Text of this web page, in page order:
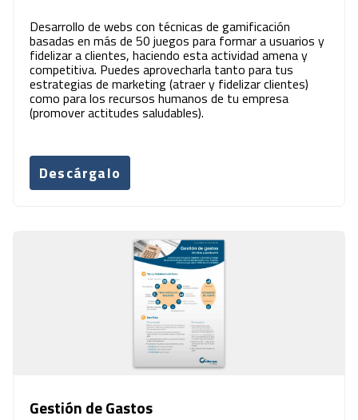
Desarrollo de webs con técnicas de gamificación
basadas en más de 50 juegos para formar a usuarios y
fidelizar a clientes, haciendo esta actividad amena y
competitiva. Puedes aprovecharla tanto para tus
estrategias de marketing (atraer y fidelizar clientes)
como para los recursos humanos de tu empresa
(promover actitudes saludables).
Descárgalo
Gestión de Gastos